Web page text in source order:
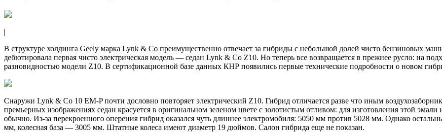
|
В структуре холдинга Geely марка Lynk & Co преимущественно отвечает за гибриды с небольшой долей чисто бензиновых
дебютировала первая чисто электрическая модель — седан Lynk & Co Z10. Но теперь все возвращается в прежнее русло: на
разновидностью модели Z10. В сертификационной базе данных КНР появились первые технические подробности о новом
Снаружи Lynk & Co 10 EM-P почти дословно повторяет электрический Z10. Гибрид отличается разве что иным
премьерных изображениях седан красуется в оригинальном зеленом цвете с золотистым отливом: для изготовления этой
обычно. Из-за перекроенного оперения гибрид оказался чуть длиннее электромобиля: 5050 мм против 5028 мм. Однако
мм, колесная база — 3005 мм. Штатные колеса имеют диаметр 19 дюймов. Салон гибрида еще не показан.